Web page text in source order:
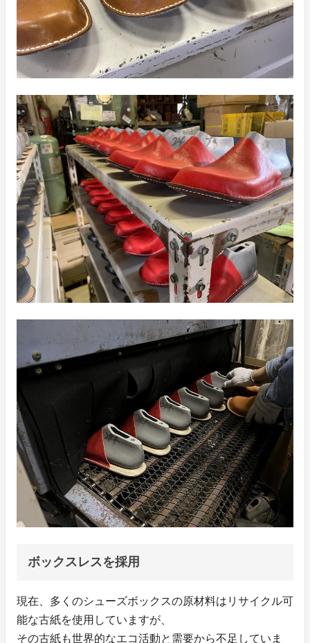
ボックスレスを採用
現在、多くのシューズボックスの原材料はリサイクル可
能な古紙を使用していますが、
その古紙も世界的なエコ活動と需要から不足していま